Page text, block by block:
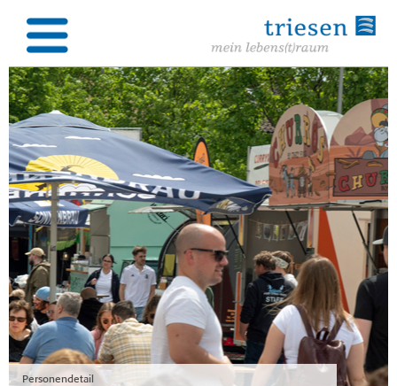
Personendetail